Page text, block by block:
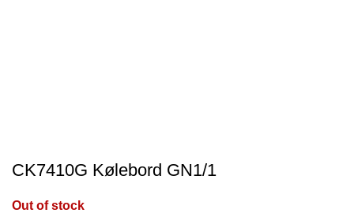
CK7410G Kølebord GN1/1
Out of stock